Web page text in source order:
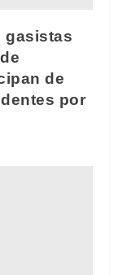
gasistas
de
por